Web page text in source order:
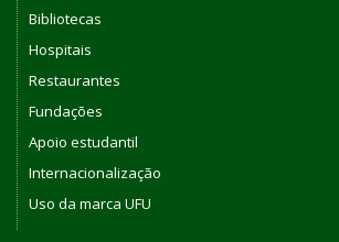
Bibliotecas
Hospitais
Restaurantes
Fundações
Apoio estudantil
Internacionalização
Uso da marca UFU